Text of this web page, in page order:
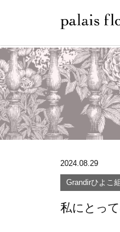
2024.08.29
Grandirひよこ組
私にとっ